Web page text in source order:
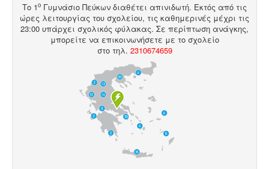
Το 1ο Γυμνάσιο Πεύκων διαθέτει απινιδωτή. Εκτός από τις
ώρες λειτουργίας του σχολείου, τις καθημερινές μέχρι τις
23:00 υπάρχει σχολικός φύλακας. Σε περίπτωση ανάγκης,
μπορείτε να επικοινωνήσετε με το σχολείο
στο τηλ. 2310674659